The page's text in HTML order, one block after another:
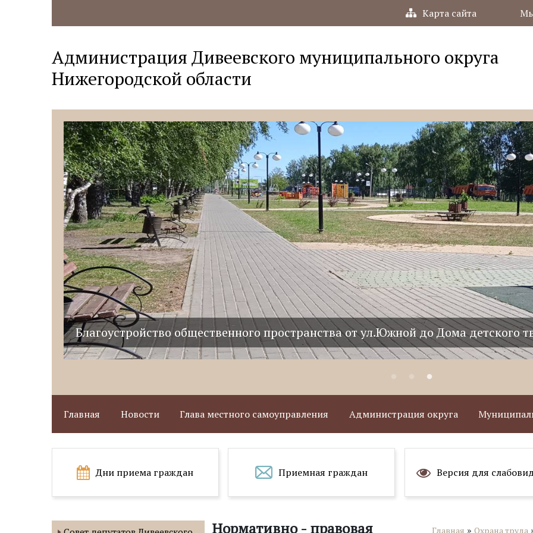
Карта сайта
Администрация Дивеевского муниципального округа
Нижегородской области
Благоустройство общественного пространства от ул.Южной до Дома детского
Главная Новости Глава местного самоуправления Администрация округа
Дни приема граждан Приемная граждан Версия для
Нормативно - правовая
Главная »Охрана труда